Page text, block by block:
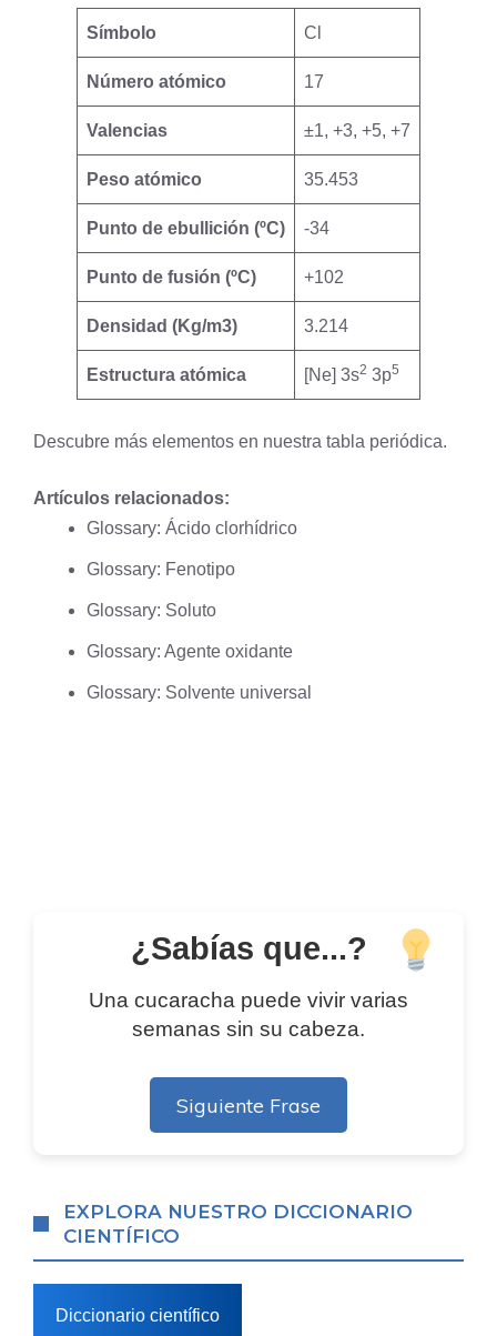
Símbolo Cl
Número atómico 17
Valencias ±1, +3, +5, +7
Peso atómico 35.453
Punto de ebullición (ºC) -34
Punto de fusión (ºC) +102
Densidad (Kg/m3) 3.214
Estructura atómica [Ne] 3s2 3p5
Descubre más elementos en nuestra tabla periódica.
Artículos relacionados:
Glossary: Ácido clorhídrico
Glossary: Fenotipo
Glossary: Soluto
Glossary: Agente oxidante
Glossary: Solvente universal
¿Sabías que...?
Una cucaracha puede vivir varias
semanas sin su cabeza.
Siguiente Frase
EXPLORA NUESTRO DICCIONARIO
CIENTÍFICO
Diccionario científico